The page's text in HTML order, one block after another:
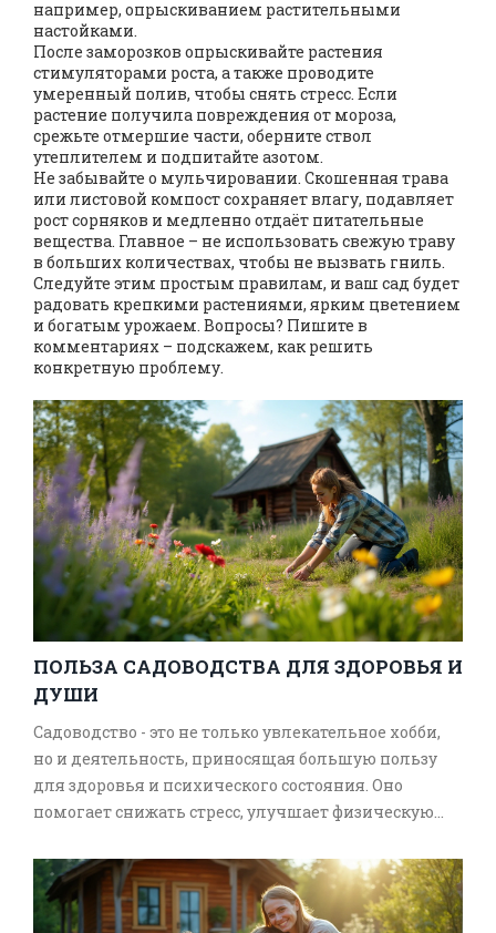
например, опрыскиванием растительными
настойками.
После заморозков опрыскивайте растения
стимуляторами роста, а также проводите
умеренный полив, чтобы снять стресс. Если
растение получила повреждения от мороза,
срежьте отмершие части, оберните ствол
утеплителем и подпитайте азотом.
Не забывайте о мульчировании. Скошенная трава
или листовой компост сохраняет влагу, подавляет
рост сорняков и медленно отдаёт питательные
вещества. Главное – не использовать свежую траву
в больших количествах, чтобы не вызвать гниль.
Следуйте этим простым правилам, и ваш сад будет
радовать крепкими растениями, ярким цветением
и богатым урожаем. Вопросы? Пишите в
комментариях – подскажем, как решить
конкретную проблему.
ПОЛЬЗА САДОВОДСТВА ДЛЯ ЗДОРОВЬЯ И
ДУШИ
Садоводство - это не только увлекательное хобби,
но и деятельность, приносящая большую пользу
для здоровья и психического состояния. Оно
помогает снижать стресс, улучшает физическую
Органическое садоводство также играет важную
роль в сохранении экосистемы, способствуя
устойчивому развитию. В статье рассматриваются